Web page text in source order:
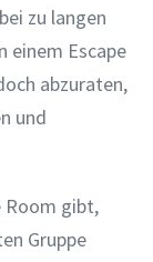
zu langen
einem Escape
abzuraten,
und
Room gibt,
Gruppe